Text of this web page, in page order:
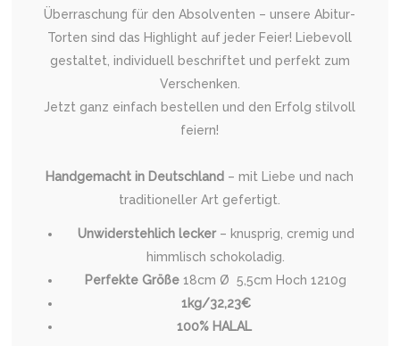
Überraschung für den Absolventen – unsere Abitur-
Torten sind das Highlight auf jeder Feier! Liebevoll
gestaltet, individuell beschriftet und perfekt zum
Verschenken.
Jetzt ganz einfach bestellen und den Erfolg stilvoll
feiern!
Handgemacht in Deutschland – mit Liebe und nach
traditioneller Art gefertigt.
Unwiderstehlich lecker– knusprig, cremig und
himmlisch schokoladig.
Perfekte Größe18cm Ø 5,5cm Hoch 1210g
1kg/32,23€
100% HALAL